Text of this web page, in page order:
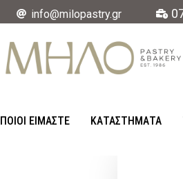
info@milopastry.gr
ΠΟΙΟΙ ΕΙΜΑΣΤΕ ΚΑΤΑΣΤΉΜΑΤΑ